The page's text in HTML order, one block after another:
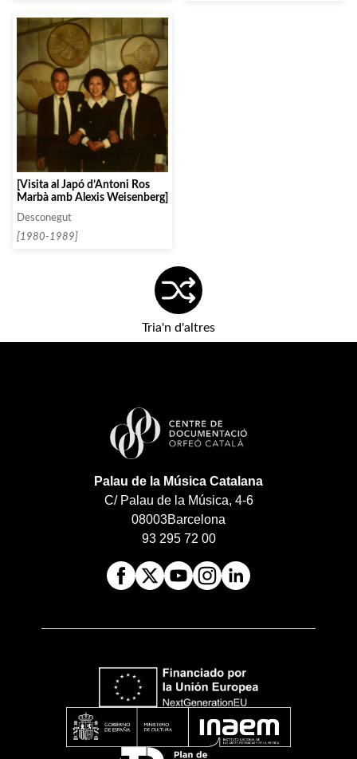
[Visita al Japó d’Antoni Ros
Marbà amb Alexis Weisenberg]
Desconegut
[1980-1989]
Tria'n d'altres
Palau de la Música Catalana
C/ Palau de la Música, 4-6
08003Barcelona
93 295 72 00